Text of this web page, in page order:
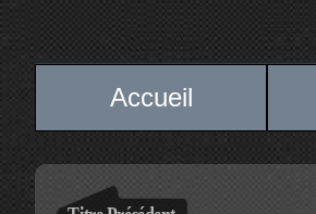
Accueil